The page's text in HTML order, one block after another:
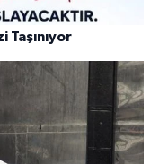
Taşınıyor